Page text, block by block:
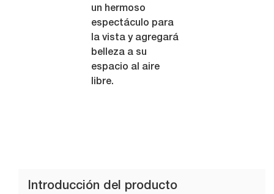
un hermoso
espectáculo para
la vista y agregará
belleza a su
espacio al aire
libre.
Introducción del producto